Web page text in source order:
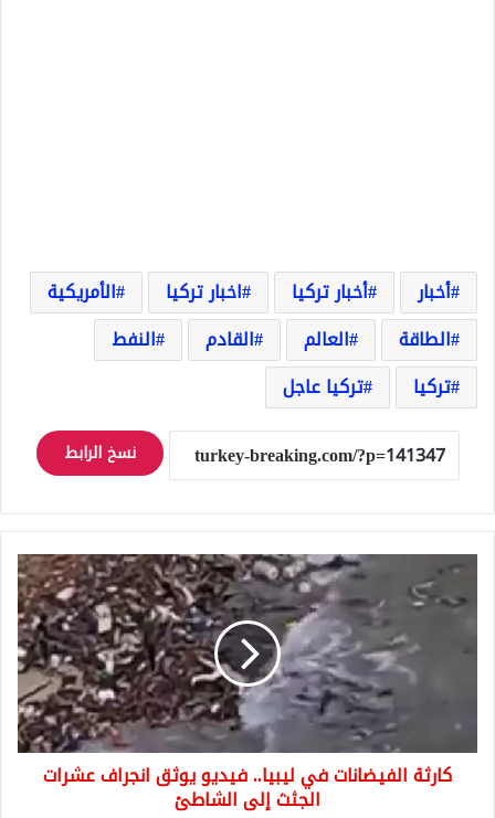
أخبار أخبار تركيا اخبار تركيا
الأمريكية
الطاقة
العالم القادم
النفط
تركيا
تركيا عاجل
نسخ الرابط
كارثة
الفيضانات
في
فيديو
عشرات
الجثث
الشاطئ
كارثة الفيضانات في ليبيا.. فيديو يوثق انجراف عشرات
الجثث إلى الشاطئ